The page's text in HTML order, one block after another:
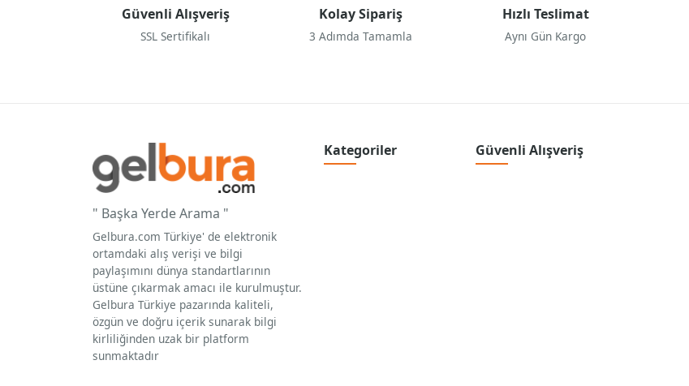
Güvenli Alışveriş
SSL Sertifikalı
Kolay Sipariş
3 Adımda Tamamla
Hızlı Teslimat
Aynı Gün Kargo
" Başka Yerde Arama "
Gelbura.com Türkiye' de elektronik
ortamdaki alış verişi ve bilgi
paylaşımını dünya standartlarının
üstüne çıkarmak amacı ile kurulmuştur.
Gelbura Türkiye pazarında kaliteli,
özgün ve doğru içerik sunarak bilgi
kirliliğinden uzak bir platform
sunmaktadır
Kategoriler Güvenli Alışveriş